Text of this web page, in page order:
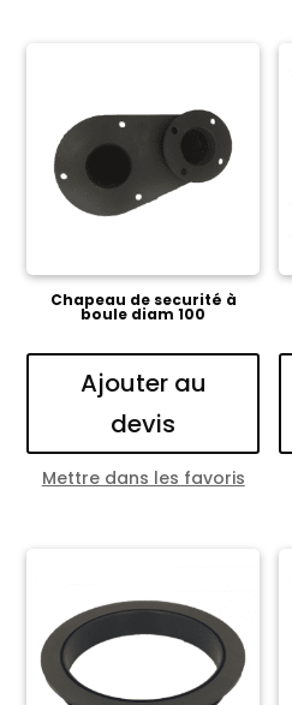
Chapeau de securité à
boule diam 100
Ajouter au
devis
Mettre dans les favoris